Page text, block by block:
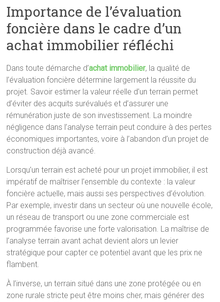
Importance de l’évaluation
foncière dans le cadre d’un
achat immobilier réfléchi
Dans toute démarche d’achat immobilier, la qualité de
l’évaluation foncière détermine largement la réussite du
projet. Savoir estimer la valeur réelle d’un terrain permet
d’éviter des acquits surévalués et d’assurer une
rémunération juste de son investissement. La moindre
négligence dans l’analyse terrain peut conduire à des pertes
économiques importantes, voire à l’abandon d’un projet de
construction déjà avancé.
Lorsqu’un terrain est acheté pour un projet immobilier, il est
impératif de maîtriser l’ensemble du contexte : la valeur
foncière actuelle, mais aussi ses perspectives d’évolution.
Par exemple, investir dans un secteur où une nouvelle école,
un réseau de transport ou une zone commerciale est
programmée favorise une forte valorisation. La maîtrise de
l’analyse terrain avant achat devient alors un levier
stratégique pour capter ce potentiel avant que les prix ne
flambent.
À l’inverse, un terrain situé dans une zone protégée ou en
zone rurale stricte peut être moins cher, mais générer des